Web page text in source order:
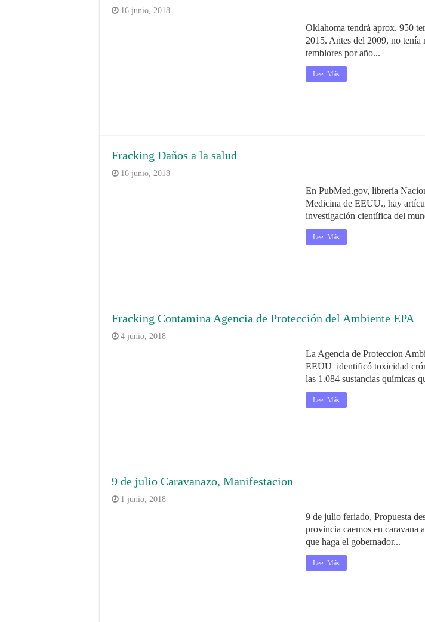
16 junio, 2018
Oklahoma tendrá aprox. 950
2015. Antes del 2009, no tenía
temblores por año...
Leer Más
Fracking Daños a la salud
16 junio, 2018
En PubMed.gov, librería
Medicina de EEUU., hay
investigación científica del
Leer Más
Fracking Contamina Agencia de Protección del Ambiente EPA
4 junio, 2018
La Agencia de Proteccion
EEUU identificó toxicidad
las 1.084 sustancias químicas
Leer Más
9 de julio Caravanazo, Manifestacion
1 junio, 2018
9 de julio feriado, Propuesta
provincia caemos en caravana
que haga el gobernador...
Leer Más